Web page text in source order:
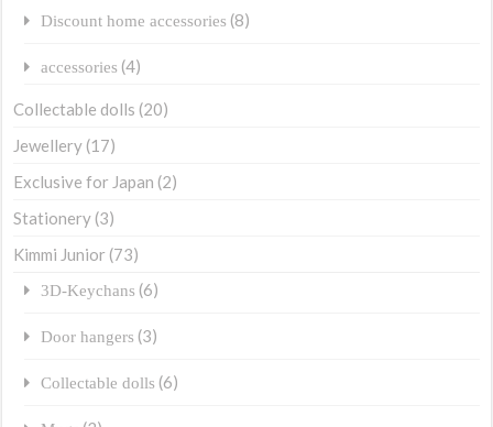
Discount home accessories (8)
accessories (4)
Collectable dolls (20)
Jewellery (17)
Exclusive for Japan (2)
Stationery (3)
Kimmi Junior (73)
3D-Keychans (6)
Door hangers (3)
Collectable dolls (6)